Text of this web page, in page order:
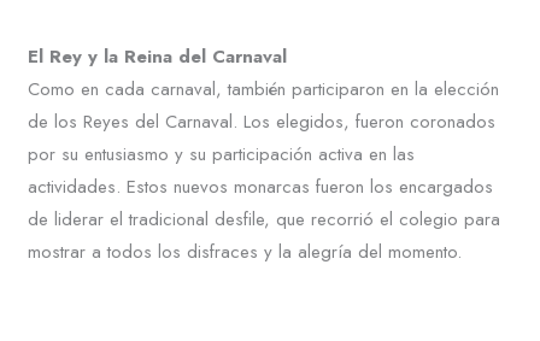
El Rey y la Reina del Carnaval
Como en cada carnaval, también participaron en la elección
de los Reyes del Carnaval. Los elegidos, fueron coronados
por su entusiasmo y su participación activa en las
actividades. Estos nuevos monarcas fueron los encargados
de liderar el tradicional desfile, que recorrió el colegio para
mostrar a todos los disfraces y la alegría del momento.